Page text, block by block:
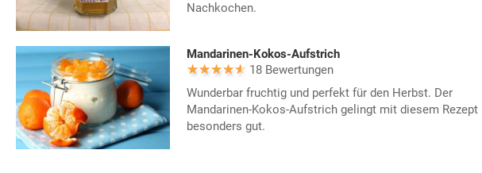
Nachkochen.
Mandarinen-Kokos-Aufstrich
18 Bewertungen
Wunderbar fruchtig und perfekt für den Herbst. Der
Mandarinen-Kokos-Aufstrich gelingt mit diesem Rezept
besonders gut.